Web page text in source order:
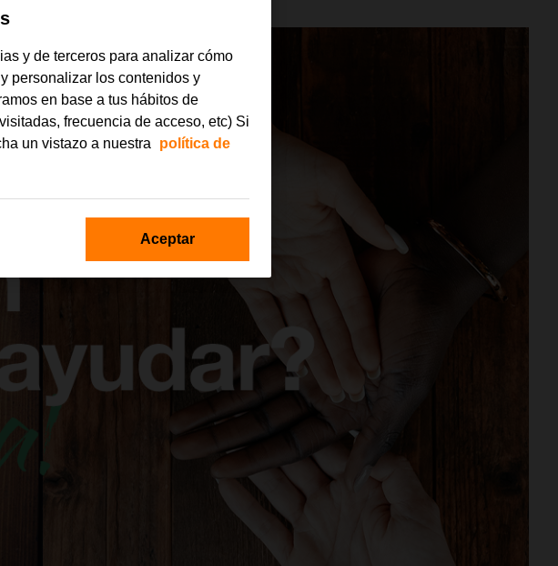
y de terceros para analizar cómo
personalizar los contenidos y
en base a tus hábitos de
frecuencia de acceso, etc) Si
un vistazo a nuestra
política de
Aceptar